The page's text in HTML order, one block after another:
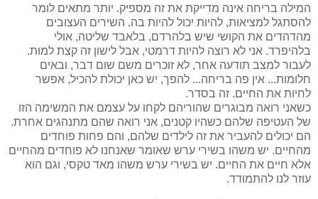
המילה בריחה אינה מדייקת את זה מספיק. יותר מתאים לומר
להסתגל למציאות, להיות יכול להיות בה. השירים העצובים
מהדהדים את הקושי שיש בלהרדם, בלאבד שליטה, אולי
בלהיפרד. אני לא רוצה להיות דרמטי, אבל לישון זה קצת למות.
לעבור למצב תודעה אחר, לא זוכרים משם שום דבר, ובאים
חלומות... אין פה בריחה... להפך, יש כאן יכולת להכיל, אפשר
לחיות את החיים. זה בסדר.
כשאני רואה מבוגרים שהוריהם לקחו על עצמם את המשימה הזו
של העטיפה שלהם כשהיו קטנים, אני רואה שהם מתנהגים אחרת.
הם יכולים להעביר את זה לילדים שלהם, והם פחות פוחדים
מהחיים. יש משהו בשירי ערש שאומר שאנחנו לא פוחדים מהחיים
אלא חיים את החיים. יש בשירי ערש משהו מאד טקסי, וגם הוא
עוזר לנו להתמודד.